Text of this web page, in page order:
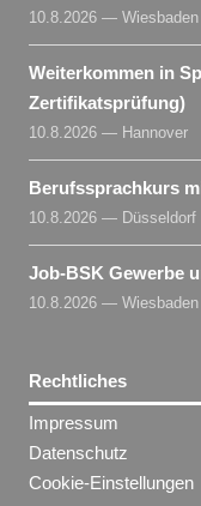
10.8.2026 — Wiesbaden
Weiterkommen in
Zertifikatsprüfung)
10.8.2026 — Hannover
Berufssprachkurs
10.8.2026 — Düsseldorf
Job-BSK Gewerbe
10.8.2026 — Wiesbaden
Rechtliches
Impressum
Datenschutz
Cookie-Einstellungen